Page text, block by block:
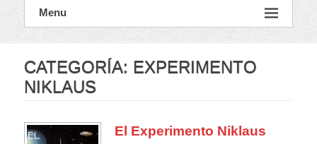
Menu
CATEGORÍA: EXPERIMENTO
NIKLAUS
El Experimento Niklaus